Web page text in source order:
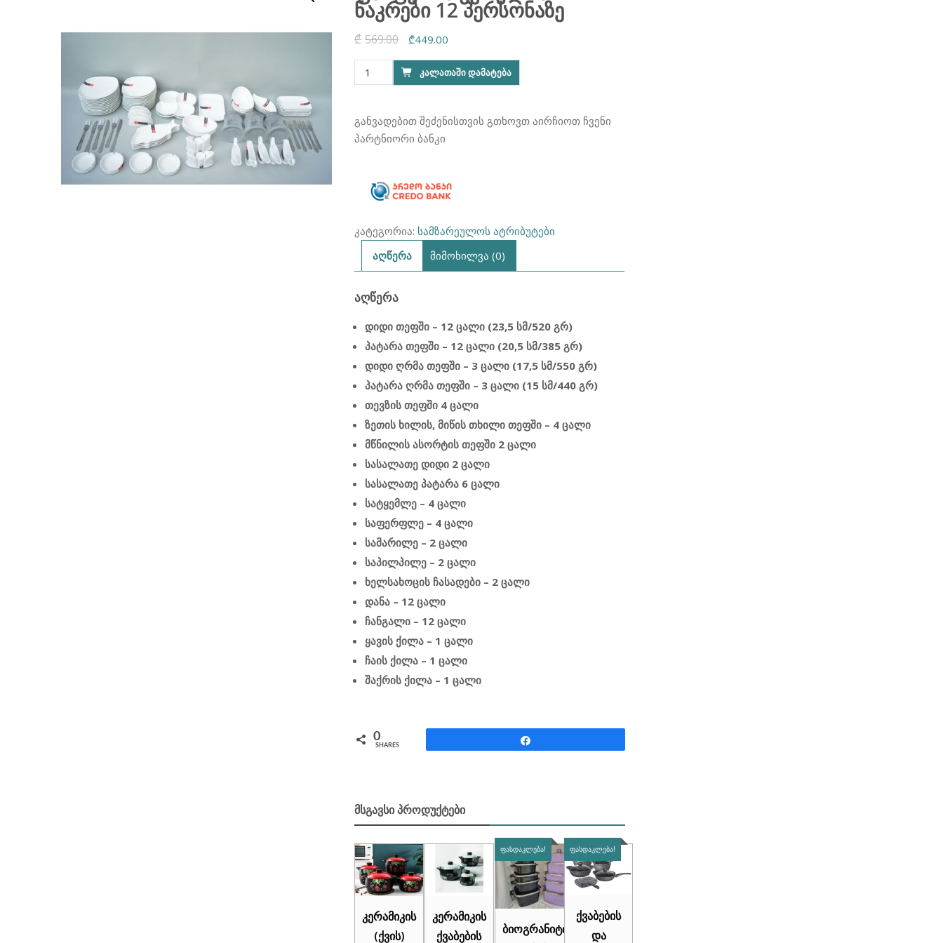
ნაკრები 12 პერსონაზე
₾ 569.00
Original
price
was:
₾449.00
price
is:
რაოდენობა:
ფაიფურის
ნაკრები
12
ᲙᲐᲚᲐᲗᲐᲨᲘ ᲓᲐᲛᲐᲢᲔᲑᲐ
განვადებით შეძენისთვის გთხოვთ აირჩიოთ ჩვენი
პარტნიორი ბანკი
კატეგორია: სამზარეულოს ატრიბუტები
აღწერა
მიმოხილვა (0)
ᲐᲦᲬᲔᲠᲐ
დიდი თეფში – 12 ცალი (23,5 სმ/520 გრ)
პატარა თეფში – 12 ცალი (20,5 სმ/385 გრ)
დიდი ღრმა თეფში – 3 ცალი (17,5 სმ/550 გრ)
პატარა ღრმა თეფში – 3 ცალი (15 სმ/440 გრ)
თევზის თეფში 4 ცალი
ზეთის ხილის, მიწის თხილი თეფში – 4 ცალი
მწნილის ასორტის თეფში 2 ცალი
სასალათე დიდი 2 ცალი
სასალათე პატარა 6 ცალი
სატყემლე – 4 ცალი
საფერფლე – 4 ცალი
სამარილე – 2 ცალი
საპილპილე – 2 ცალი
ხელსახოცის ჩასადები – 2 ცალი
დანა – 12 ცალი
ჩანგალი – 12 ცალი
ყავის ქილა – 1 ცალი
ჩაის ქილა – 1 ცალი
შაქრის ქილა – 1 ცალი
0
SHARES
ᲛᲡᲒᲐᲕᲡᲘ ᲞᲠᲝᲓᲣᲥᲢᲔᲑᲘ
კერამიკის
(ქვის)
კერამიკის
ქვაბების
ᲤᲐᲡᲓᲐᲙᲚᲔᲑᲐ!
ბიოგრანიტის
ᲤᲐᲡᲓᲐᲙᲚᲔᲑᲐ!
ქვაბების
და